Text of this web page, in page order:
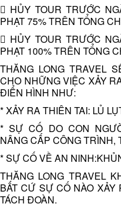
 HỦY TOUR TRƯỚC
PHẠT 75% TRÊN TỔNG
 HỦY TOUR TRƯỚC
PHẠT 100% TRÊN TỔNG
THĂNG LONG TRAVEL
CHO NHỮNG VIỆC XẢY
ĐIỂN HÌNH NHƯ:
* XẢY RA THIÊN TAI: LỦ
* SỰ CỐ DO CON
NÂNG CẤP CÔNG TRÌNH,
* SỰ CỐ VỀ AN
THĂNG LONG TRAVEL
BẤT CỨ SỰ CỐ NÀO
TÁCH ĐOÀN.